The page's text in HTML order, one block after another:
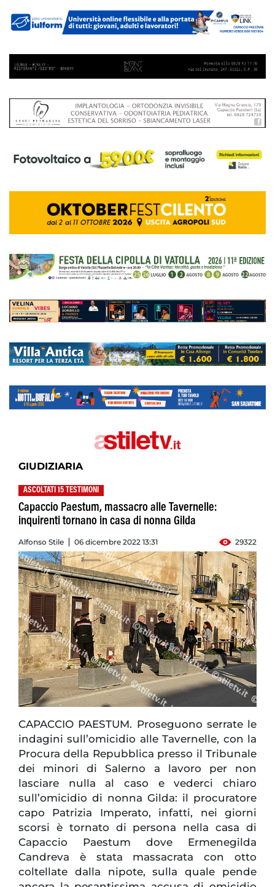
GIUDIZIARIA
ASCOLTATI 15 TESTIMONI
Capaccio Paestum, massacro alle Tavernelle:
inquirenti tornano in casa di nonna Gilda
Alfonso Stile 06 dicembre 2022 13:31 29322
CAPACCIO PAESTUM. Proseguono serrate le
indagini sull’omicidio alle Tavernelle, con la
Procura della Repubblica presso il Tribunale
dei minori di Salerno a lavoro per non
lasciare nulla al caso e vederci chiaro
sull’omicidio di nonna Gilda: il procuratore
capo Patrizia Imperato, infatti, nei giorni
scorsi è tornato di persona nella casa di
Capaccio Paestum dove Ermenegilda
Candreva è stata massacrata con otto
coltellate dalla nipote, sulla quale pende